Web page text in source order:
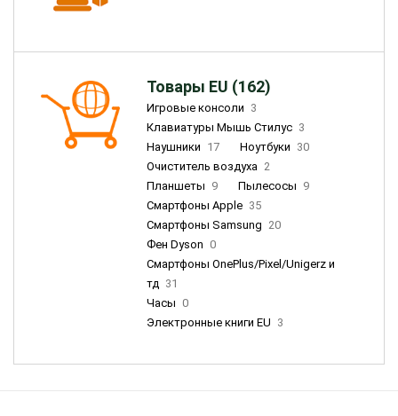
Товары EU (162)
Игровые консоли 3
Клавиатуры Мышь Стилус 3
Наушники 17 Ноутбуки 30
Очиститель воздуха 2
Планшеты 9 Пылесосы 9
Смартфоны Apple 35
Смартфоны Samsung 20
Фен Dyson 0
Смартфоны OnePlus/Pixel/Unigerz и
тд 31
Часы 0
Электронные книги EU 3